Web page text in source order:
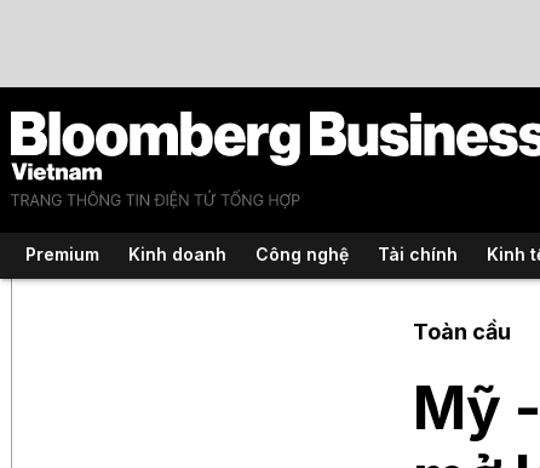
Premium Kinh doanh Công nghệ Tài chính Kinh
Toàn cầu
Mỹ